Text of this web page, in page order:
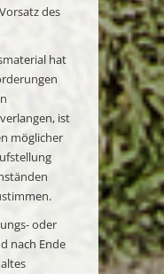
des
hat
ist
möglicher
oder
nach Ende